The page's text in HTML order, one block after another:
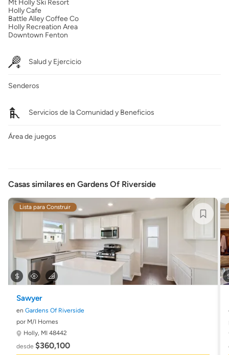
Mt Holly Ski Resort
Holly Cafe
Battle Alley Coffee Co
Holly Recreation Area
Downtown Fenton
Salud y Ejercicio
Senderos
Servicios de la Comunidad y Beneficios
Área de juegos
Casas similares en Gardens Of Riverside
Lista para Construir
Sawyer
en Gardens Of Riverside
por M/I Homes
Holly, MI 48442
desde $360,100